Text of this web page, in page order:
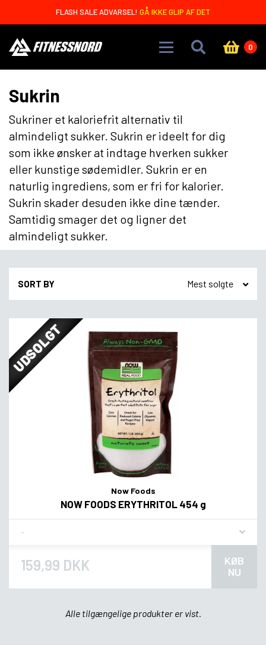
FLASH SALE ADVARSEL! GÅ IKKE GLIP AF DET
0
Sukrin
Sukriner et kaloriefrit alternativ til
almindeligt sukker. Sukrin er ideelt for dig
som ikke ønsker at indtage hverken sukker
eller kunstige sødemidler. Sukrin er en
naturlig ingrediens, som er fri for kalorier.
Sukrin skader desuden ikke dine tænder.
Samtidig smager det og ligner det
almindeligt sukker.
SORT BY
UDSOLGT
Now Foods
NOW FOODS ERYTHRITOL 454 g
159,99 DKK
KØB
NU
Alle tilgængelige produkter er vist.